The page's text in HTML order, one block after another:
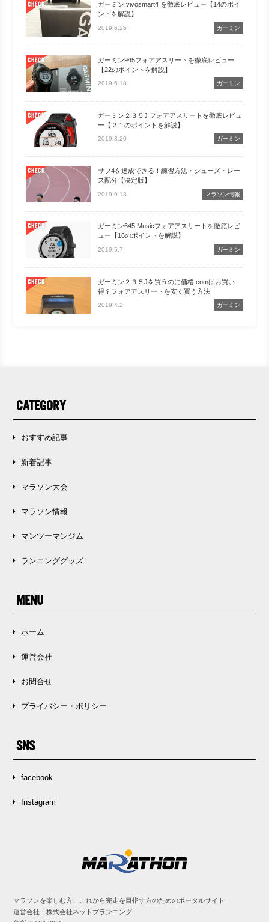
CHECK
ガーミン vivosmart4 を徹底レビュー【14のポイ
ントを解説】
2019.6.25 ガーミン
CHECK
ガーミン945フォアアスリートを徹底レビュー
【22のポイントを解説】
2019.6.18 ガーミン
CHECK
ガーミン２３５J フォアアスリートを徹底レビュ
ー【２１のポイントを解説】
2019.3.20 ガーミン
CHECK
サブ4を達成できる！練習方法・シューズ・レー
ス配分【決定版】
2019.9.13 マラソン情報
CHECK
ガーミン645 Musicフォアアスリートを徹底レビ
ュー【16のポイントを解説】
2019.5.7 ガーミン
CHECK
ガーミン２３５Jを買うのに価格.comはお買い
得？フォアアスリートを安く買う方法
2019.4.2 ガーミン
CATEGORY
おすすめ記事
新着記事
マラソン大会
マラソン情報
マンツーマンジム
ランニンググッズ
MENU
ホーム
運営会社
お問合せ
プライバシー・ポリシー
SNS
facebook
Instagram
マラソンを楽しむ方、これから完走を目指す方のためのポータルサイト
運営会社：株式会社ネットプランニング